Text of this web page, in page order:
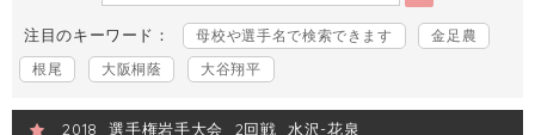
注目のキーワード： 母校や選手名で検索できます
金足農
根尾
大阪桐蔭 大谷翔平
2018_選手権岩手大会_2回戦_水沢-花泉